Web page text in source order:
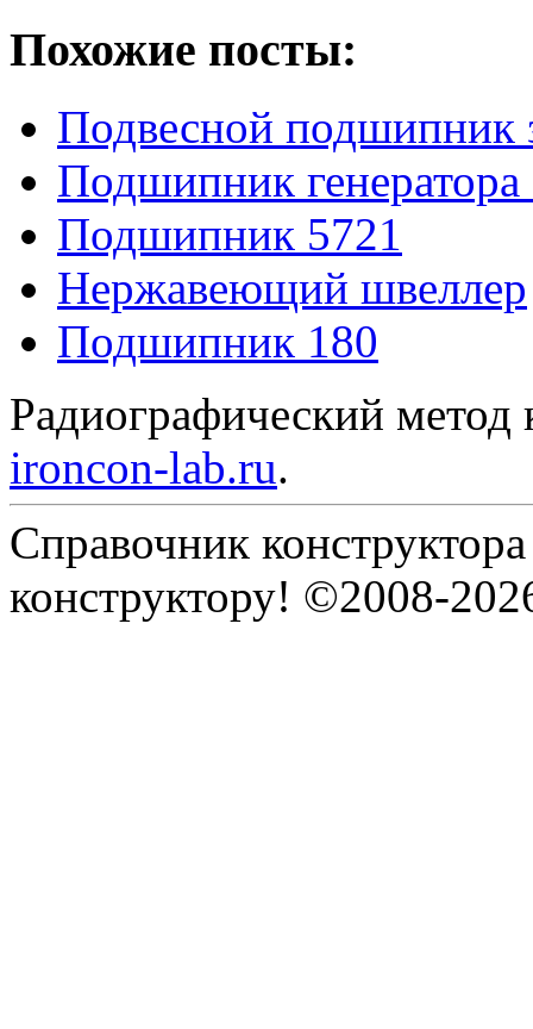
Похожие посты:
Подвесной подшипник
Подшипник генератора
Подшипник 5721
Нержавеющий швеллер
Подшипник 180
Радиографический метод
ironcon-lab.ru.
Справочник
конструктору! ©2008-